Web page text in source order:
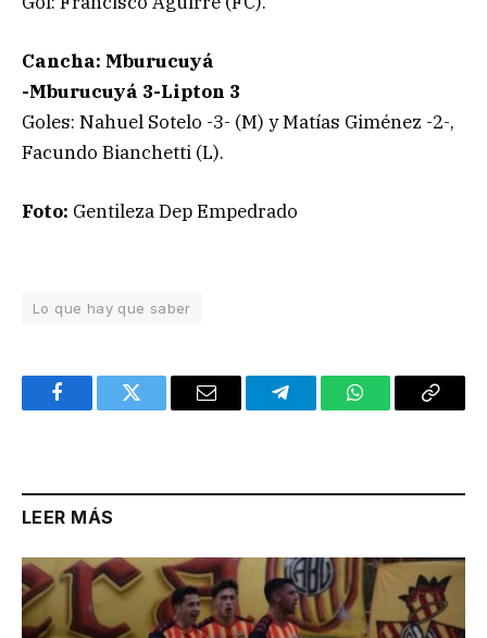
Cancha: Mburucuyá
-Mburucuyá 3-Lipton 3
Goles: Nahuel Sotelo -3- (M) y Matías Giménez -2-,
Facundo Bianchetti (L).
Foto: Gentileza Dep Empedrado
Lo que hay que saber
FacebookTwitter Email TelegramWhatsAppCopy
LEER MÁS